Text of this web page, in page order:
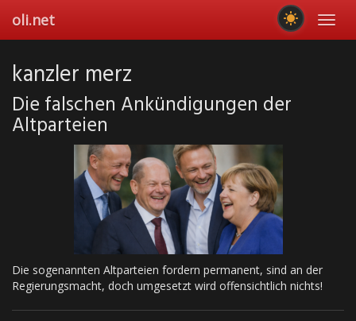
main
oli.net
kanzler merz
Die falschen Ankündigungen der
Altparteien
Die sogenannten Altparteien fordern permanent, sind an der
Regierungsmacht, doch umgesetzt wird offensichtlich nichts!